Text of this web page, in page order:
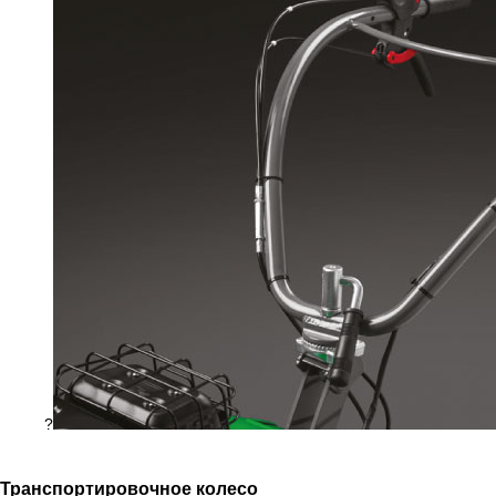
?
Транспортировочное колесо